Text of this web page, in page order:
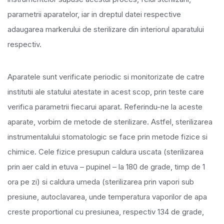
parametrii aparatelor, iar in dreptul datei respective
adaugarea markerului de sterilizare din interiorul aparatului
respectiv.
Aparatele sunt verificate periodic si monitorizate de catre
institutii ale statului atestate in acest scop, prin teste care
verifica parametrii fiecarui aparat. Referindu-ne la aceste
aparate, vorbim de metode de sterilizare. Astfel, sterilizarea
instrumentalului stomatologic se face prin metode fizice si
chimice. Cele fizice presupun caldura uscata (sterilizarea
prin aer cald in etuva – pupinel – la 180 de grade, timp de 1
ora pe zi) si caldura umeda (sterilizarea prin vapori sub
presiune, autoclavarea, unde temperatura vaporilor de apa
creste proportional cu presiunea, respectiv 134 de grade,